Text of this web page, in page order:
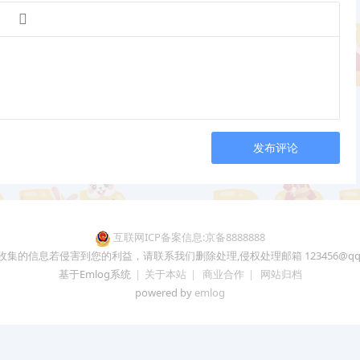

发布评论
互联网ICP备案信息:京备8888888
集的信息若侵害到您的利益，请联系我们删除处理,侵权处理邮箱
基于Emlog系统 | 关于本站 | 商业合作 |
网站归档
powered by emlog